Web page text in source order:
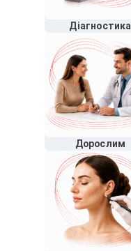
Діагностика
Дорослим